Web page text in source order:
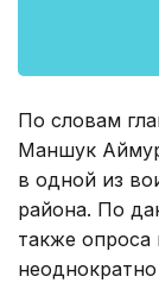
По словам
Маншук
в одной из
района. По
также опроса